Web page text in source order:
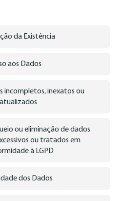
da Existência
aos Dados
incompletos, inexatos ou
ou eliminação de dados
ou tratados em
à LGPD
dos Dados